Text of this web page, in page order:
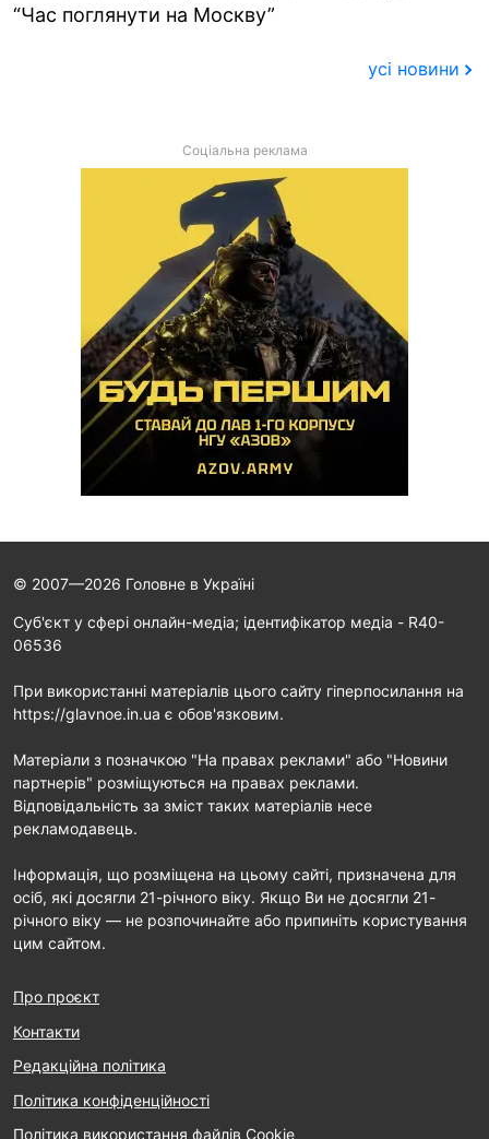
“Час поглянути на Москву”
усі новини
Соціальна реклама
© 2007—2026 Головне в Україні
Cуб'єкт у сфері онлайн-медіа; ідентифікатор медіа - R40-
06536
При використанні матеріалів цього сайту гіперпосилання на
https://glavnoe.in.ua є обов'язковим.
Матеріали з позначкою "На правах реклами" або "Новини
партнерів" розміщуються на правах реклами.
Відповідальність за зміст таких матеріалів несе
рекламодавець.
Інформація, що розміщена на цьому сайті, призначена для
осіб, які досягли 21-річного віку. Якщо Ви не досягли 21-
річного віку — не розпочинайте або припиніть користування
цим сайтом.
Про проєкт
Контакти
Редакційна політика
Політика конфіденційності
Політика використання файлів Cookie